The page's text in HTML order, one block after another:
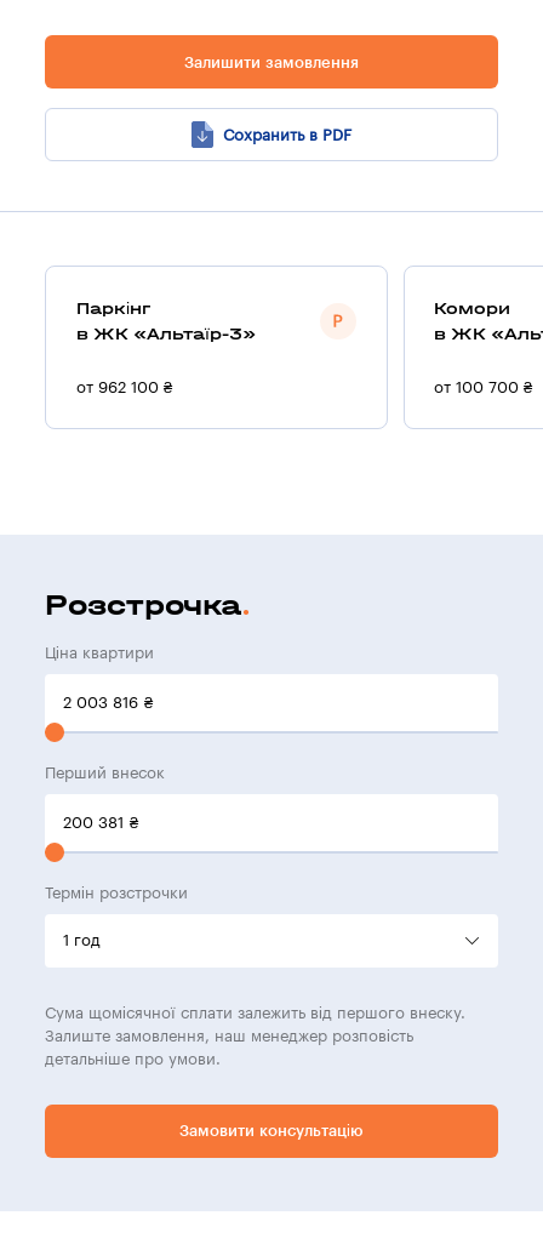
Залишити замовлення
Сохранить в PDF
Паркінг
в ЖК «Альтаїр-3»
от 962 100 ₴
Комори
в ЖК
от 100 700 ₴
Розстрочка
Ціна квартири
2 003 816 ₴
Перший внесок
200 381 ₴
Термін розстрочки
Сума щомісячної сплати залежить від першого внеску.
Залиште замовлення, наш менеджер розповість
детальніше про умови.
Замовити консультацію